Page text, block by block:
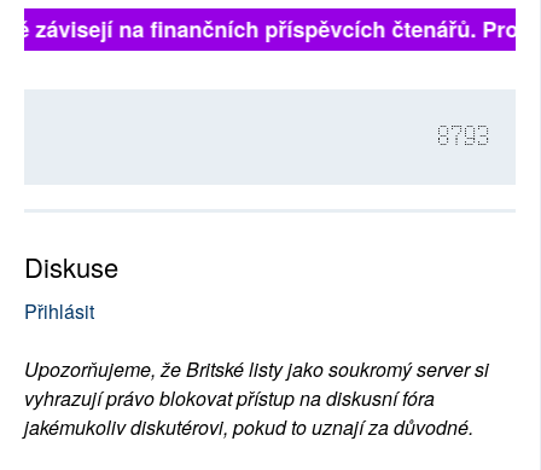
závisejí na finančních příspěvcích čtenářů.
8793
Diskuse
Přihlásit
Upozorňujeme, že Britské listy jako soukromý server si
vyhrazují právo blokovat přístup na diskusní fóra
jakémukoliv diskutérovi, pokud to uznají za důvodné.